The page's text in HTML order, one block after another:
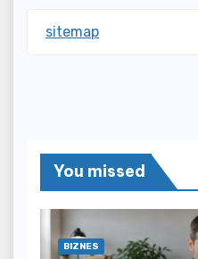
sitemap
You missed
BIZNES